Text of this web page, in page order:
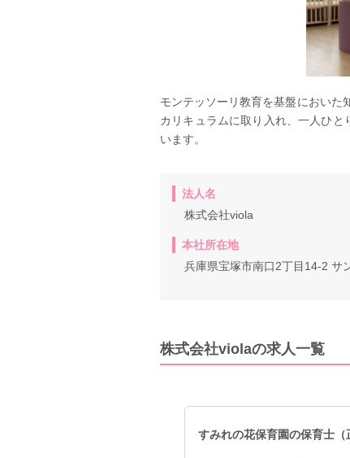
モンテッソーリ教育を基盤においた
カリキュラムに取り入れ、一人ひ
います。
法人名
株式会社viola
本社所在地
兵庫県宝塚市南口2丁目14-2 サ
株式会社violaの求人一覧
すみれの花保育園の保育士（